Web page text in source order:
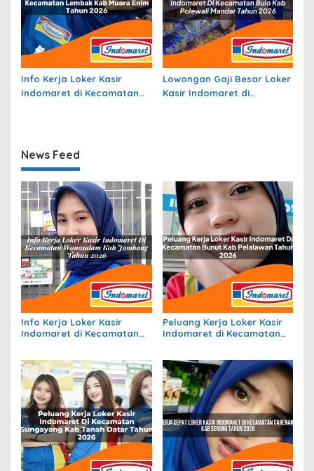
Info Kerja Loker Kasir
Indomaret di Kecamatan
Lowongan Gaji Besar Loker
Kasir Indomaret di
News Feed
Info Kerja Loker Kasir
Indomaret di Kecamatan
Peluang Kerja Loker Kasir
Indomaret di Kecamatan